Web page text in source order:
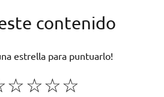
contenido
estrella para puntuarlo!
☆
☆
☆
☆